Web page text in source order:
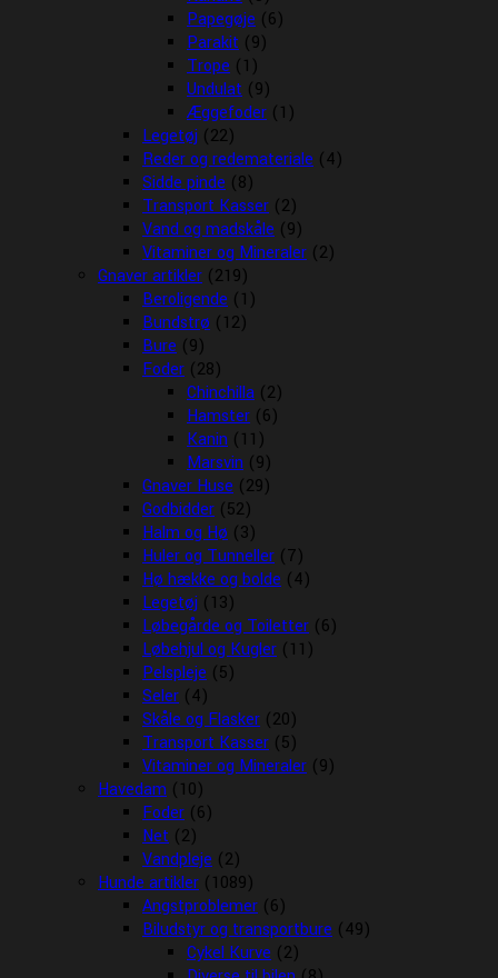
Papegøje (6)
Parakit (9)
Trope (1)
Undulat (9)
Æggefoder (1)
Legetøj (22)
Reder og redemateriale (4)
Sidde pinde (8)
Transport Kasser (2)
Vand og madskåle (9)
Vitaminer og Mineraler (2)
Gnaver artikler (219)
Beroligende (1)
Bundstrø (12)
Bure (9)
Foder (28)
Chinchilla (2)
Hamster (6)
Kanin (11)
Marsvin (9)
Gnaver Huse (29)
Godbidder (52)
Halm og Hø (3)
Huler og Tunneller (7)
Hø hække og bolde (4)
Legetøj (13)
Løbegårde og Toiletter (6)
Løbehjul og Kugler (11)
Pelspleje (5)
Seler (4)
Skåle og Flasker (20)
Transport Kasser (5)
Vitaminer og Mineraler (9)
Havedam (10)
Foder (6)
Net (2)
Vandpleje (2)
Hunde artikler (1089)
Angstproblemer (6)
Biludstyr og transportbure (49)
Cykel Kurve (2)